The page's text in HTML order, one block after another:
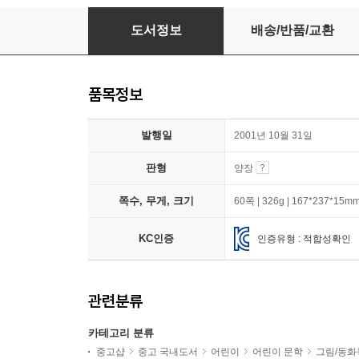
책 먹는 여우
도서정보 배송/반품/교환
품목정보
발행일 2001년 10월 31일
판형 양장
쪽수, 무게, 크기 60쪽 | 326g |
KC인증 인증유형 : 적합성확인
관련분류
카테고리 분류
중고샵 중고 국내도서 어린이 어린이 문학 그림/동화